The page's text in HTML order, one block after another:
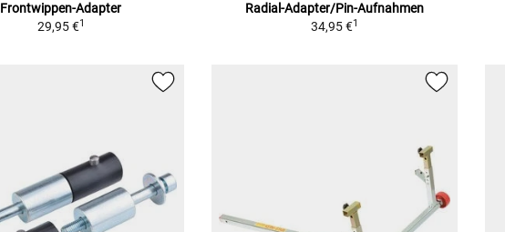
Frontwippen-Adapter
29,95 €1
Radial-Adapter/Pin-Aufnahmen
34,95 €1